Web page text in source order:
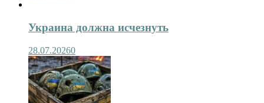
Украина должна исчезнуть
28.07.20260